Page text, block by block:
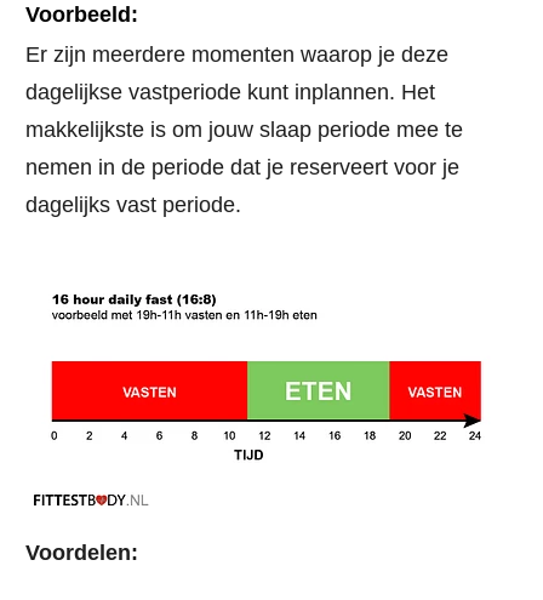
Voorbeeld:
Er zijn meerdere momenten waarop je deze
dagelijkse vastperiode kunt inplannen. Het
makkelijkste is om jouw slaap periode mee te
nemen in de periode dat je reserveert voor je
dagelijks vast periode.
Voordelen: